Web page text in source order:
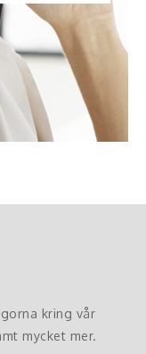
kring vår
mycket mer.